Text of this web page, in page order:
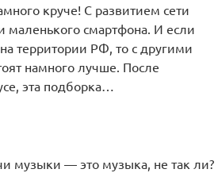
круче! С развитием сети
маленького смартфона. И если
территории РФ, то с другими
намного лучше. После
эта подборка…
музыки — это музыка, не так ли?